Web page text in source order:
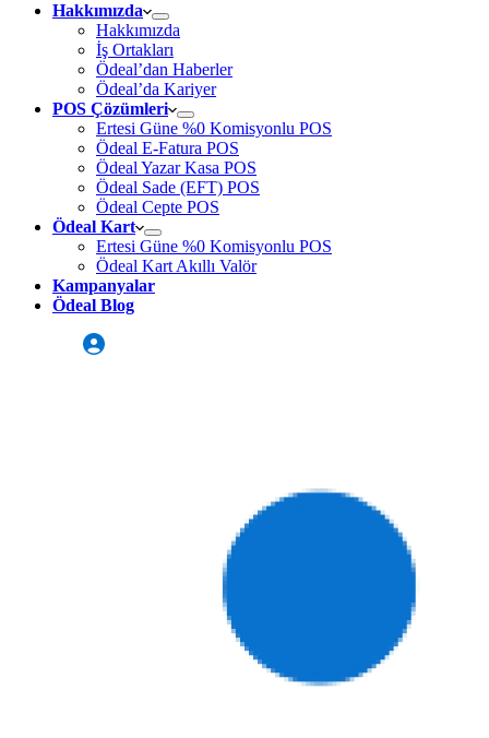
Hakkımızda
Hakkımızda
İş Ortakları
Ödeal’dan Haberler
Ödeal’da Kariyer
POS Çözümleri
Ertesi Güne %0 Komisyonlu POS
Ödeal E-Fatura POS
Ödeal Yazar Kasa POS
Ödeal Sade (EFT) POS
Ödeal Cepte POS
Ödeal Kart
Ertesi Güne %0 Komisyonlu POS
Ödeal Kart Akıllı Valör
Kampanyalar
Ödeal Blog